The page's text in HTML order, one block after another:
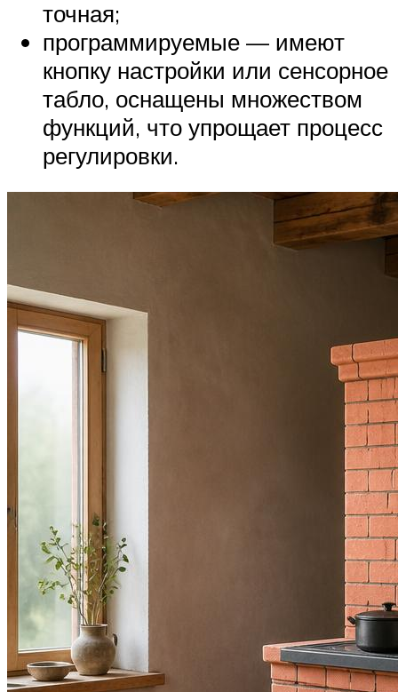
точная;
программируемые — имеют
кнопку настройки или сенсорное
табло, оснащены множеством
функций, что упрощает процесс
регулировки.